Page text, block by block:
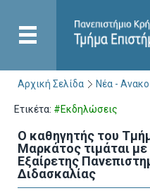
Αρχική Σελίδα Νέα -
Ετικέτα: #Εκδηλώσεις
Ο καθηγητής του
Μαρκάτος τιμάται με
Εξαίρετης
Διδασκαλίας